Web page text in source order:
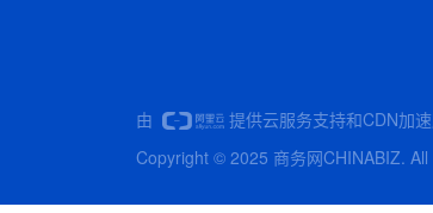
由
提供云服务支持和CDN加
Copyright © 2025 商务网CHINABIZ.